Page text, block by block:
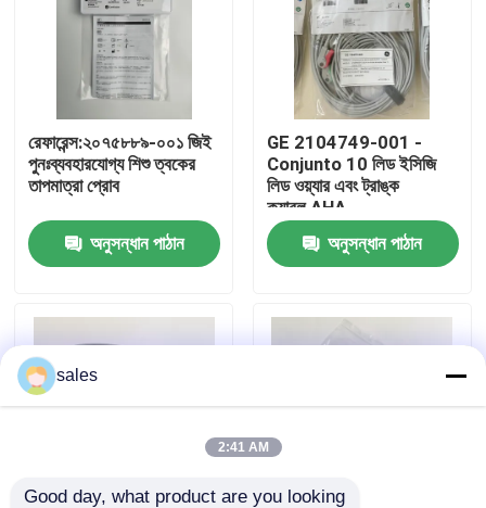
ভিডিও
আমাদের সম্পর্কে
কারখানা ভ্রমণ
মান নিয়ন্ত্রণ
উদ্ধৃতির জন্য আবেদন
রোগীর মনিটর মডিউল
রেফারেন্স:২০৭৫৮৮৯-০০১ জিই
পুনঃব্যবহারযোগ্য শিশু ত্বকের
তাপমাত্রা প্রোব
অনুসন্ধান পাঠান
GE 2104749-001 -
Conjunto 10 লিড ইসিজি
লিড ওয়্যার এবং ট্রাঙ্ক
ক্যাবল,AHA
অনুসন্ধান পাঠান
sales
2:41 AM
Good day, what product are you looking